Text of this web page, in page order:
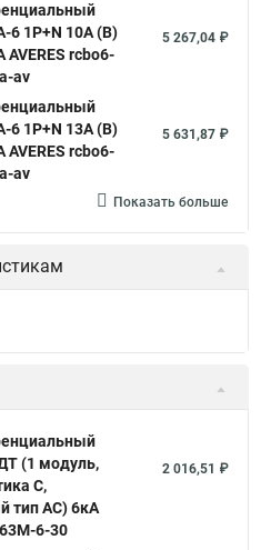
6 1P+N 10А (B)
rcbo6-
av
5 267,04 ₽
6 1P+N 13А (B)
rcbo6-
av
5 631,87 ₽
Показать больше
(1 модуль,
C,
тип AС) 6кА
6-30
2 016,51 ₽